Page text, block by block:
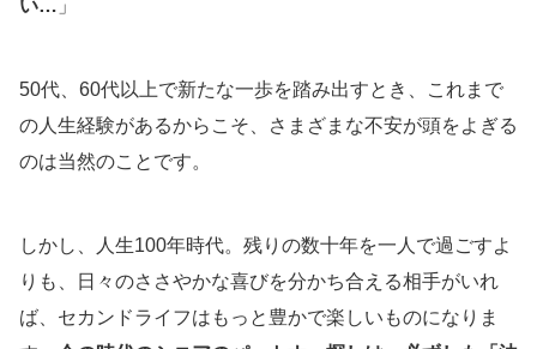
い… 」
50代、60代以上で新たな一歩を踏み出すとき、これまで
の人生経験があるからこそ、さまざまな不安が頭をよぎる
のは当然のことです。
しかし、人生100年時代。残りの数十年を一人で過ごすよ
りも、日々のささやかな喜びを分かち合える相手がいれ
ば、セカンドライフはもっと豊かで楽しいものになりま